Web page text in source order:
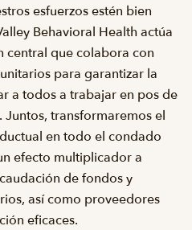
esfuerzos estén bien
Behavioral Health actúa
central que colabora con
para garantizar la
a todos a trabajar en pos de
Juntos, transformaremos el
en todo el condado
efecto multiplicador a
de fondos y
así como proveedores
eficaces.